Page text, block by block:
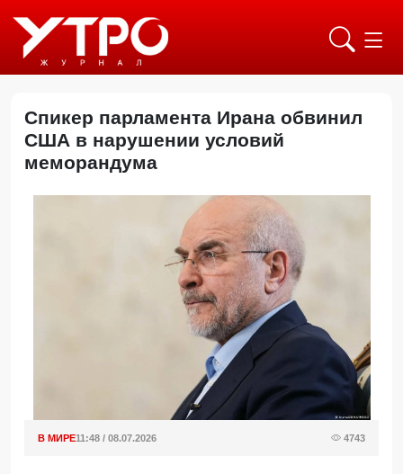
Спикер парламента Ирана обвинил
США в нарушении условий
меморандума
В МИРЕ11:48 / 08.07.2026 4743